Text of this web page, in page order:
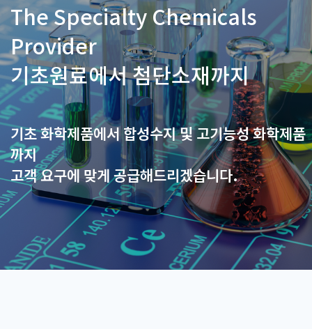
The Specialty Chemicals
Provider
기초원료에서 첨단소재까지
기초 화학제품에서 합성수지 및 고기능성 화학제품
까지
고객 요구에 맞게 공급해드리겠습니다.